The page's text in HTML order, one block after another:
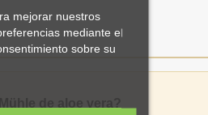
mejorar nuestros
mediante el
sobre su